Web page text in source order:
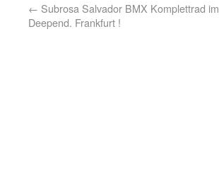
← Subrosa Salvador BMX Komplettrad im
Deepend. Frankfurt !